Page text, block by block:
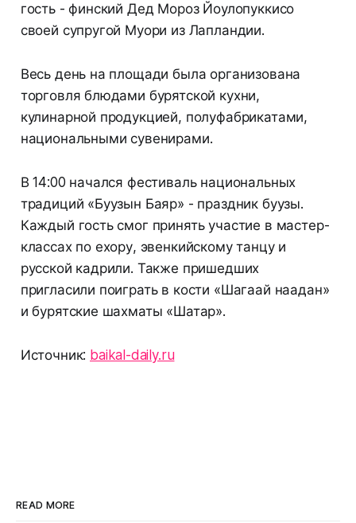
гость - финский Дед Мороз Йоулопуккисо
своей супругой Муори из Лапландии.
Весь день на площади была организована
торговля блюдами бурятской кухни,
кулинарной продукцией, полуфабрикатами,
национальными сувенирами.
В 14:00 начался фестиваль национальных
традиций «Буузын Баяр» - праздник буузы.
Каждый гость смог принять участие в мастер-
классах по ехору, эвенкийскому танцу и
русской кадрили. Также пришедших
пригласили поиграть в кости «Шагаай наадан»
и бурятские шахматы «Шатар».
Источник: baikal-daily.ru
READ MORE